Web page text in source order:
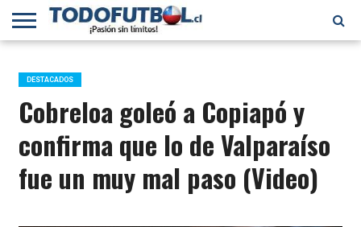
PRIMERA
B
SELECCIÓN
CHILENA
CHILENOS
EN EL
MUNDO
FÚTBOL
INTERNACIONAL
DESTACADOS
Cobreloa goleó a Copiapó y
confirma que lo de Valparaíso
fue un muy mal paso (Video)